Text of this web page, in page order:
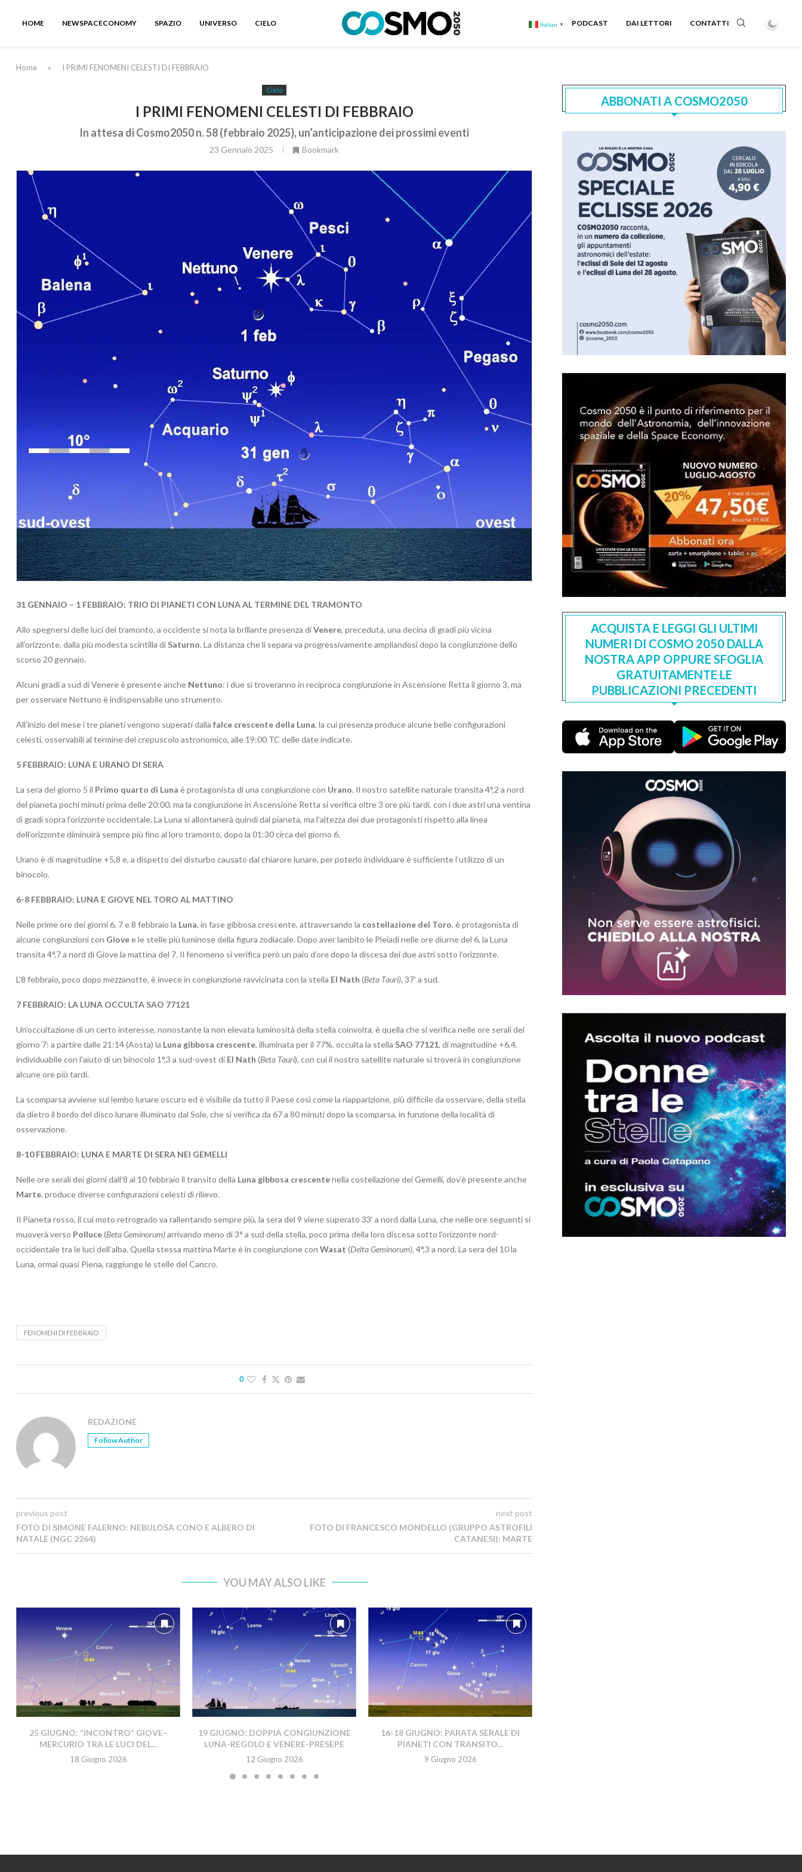
HOME NEWSPACECONOMY SPAZIO UNIVERSO CIELO Italian ▼ PODCAST DAI LETTORI CONTATTI
Home » I PRIMI FENOMENI CELESTI DI FEBBRAIO
Cielo
I PRIMI FENOMENI CELESTI DI FEBBRAIO
In attesa di Cosmo2050 n. 58 (febbraio 2025), un’anticipazione dei prossimi eventi
23 Gennaio 2025 Bookmark
31 GENNAIO – 1 FEBBRAIO: TRIO DI PIANETI CON LUNA AL TERMINE DEL TRAMONTO
Allo spegnersi delle luci del tramonto, a occidente si nota la brillante presenza diVenere, preceduta, una decina di gradi più vicina
all’orizzonte, dalla più modesta scintilla di Saturno. La distanza che li separa va progressivamente ampliandosi dopo la congiunzione dello
scorso 20 gennaio.
Alcuni gradi a sud di Venere è presente anche Nettuno: i due si troveranno in reciproca congiunzione in Ascensione Retta il giorno 3, ma
per osservare Nettuno è indispensabile uno strumento.
All’inizio del mese i tre pianeti vengono superati dalla falce crescente della Luna, la cui presenza produce alcune belle configurazioni
celesti, osservabili al termine del crepuscolo astronomico, alle 19:00 TC delle date indicate.
5 FEBBRAIO: LUNA E URANO DI SERA
La sera del giorno 5 il Primo quarto di Luna è protagonista di una congiunzione con Urano. Il nostro satellite naturale transita 4°,2 a nord
del pianeta pochi minuti prima delle 20:00, ma la congiunzione in Ascensione Retta si verifica oltre 3 ore più tardi, con i due astri una ventina
di gradi sopra l’orizzonte occidentale. La Luna si allontanerà quindi dal pianeta, ma l’altezza dei due protagonisti rispetto alla linea
dell’orizzonte diminuirà sempre più fino al loro tramonto, dopo la 01:30 circa del giorno 6.
Urano è di magnitudine +5,8 e, a dispetto del disturbo causato dal chiarore lunare, per poterlo individuare è sufficiente l’utilizzo di un
binocolo.
6-8 FEBBRAIO: LUNA E GIOVE NEL TORO AL MATTINO
Nelle prime ore dei giorni 6, 7 e 8 febbraio la Luna, in fase gibbosa crescente, attraversando la costellazione del Toro, è protagonista di
alcune congiunzioni con Giovee le stelle più luminose della figura zodiacale. Dopo aver lambito le Pleiadi nelle ore diurne del 6, la Luna
transita 4°,7 a nord di Giove la mattina del 7. Il fenomeno si verifica però un paio d’ore dopo la discesa dei due astri sotto l’orizzonte.
L’8 febbraio, poco dopo mezzanotte, è invece in congiunzione ravvicinata con la stella El Nath (Beta Tauri), 37’ a sud.
7 FEBBRAIO: LA LUNA OCCULTA SAO 77121
Un’occultazione di un certo interesse, nonostante la non elevata luminosità della stella coinvolta, è quella che si verifica nelle ore serali del
giorno 7: a partire dalle 21:14 (Aosta) la Luna gibbosa crescente, illuminata per il 77%, occulta la stella SAO 77121, di magnitudine +6,4,
individuabile con l’aiuto di un binocolo 1°,3 a sud-ovest di El Nath (Beta Tauri), con cui il nostro satellite naturale si troverà in congiunzione
alcune ore più tardi.
La scomparsa avviene sul lembo lunare oscuro ed è visibile da tutto il Paese così come la riapparizione, più difficile da osservare, della stella
da dietro il bordo del disco lunare illuminato dal Sole, che si verifica da 67 a 80 minuti dopo la scomparsa, in funzione della località di
osservazione.
8-10 FEBBRAIO: LUNA E MARTE DI SERA NEI GEMELLI
Nelle ore serali dei giorni dall’8 al 10 febbraio il transito della Luna gibbosa crescentenella costellazione dei Gemelli, dov’è presente anche
Marte, produce diverse configurazioni celesti di rilievo.
Il Pianeta rosso, il cui moto retrogrado va rallentando sempre più, la sera del 9 viene superato 33’ a nord dalla Luna, che nelle ore seguenti si
muoverà verso Polluce(Beta Geminorum)arrivando meno di 3° a sud della stella, poco prima della loro discesa sotto l’orizzonte nord-
occidentale tra le luci dell’alba. Quella stessa mattina Marte è in congiunzione con Wasat (Delta Geminorum), 4°,3 a nord. La sera del 10 la
Luna, ormai quasi Piena, raggiunge le stelle del Cancro.
FENOMENI DI FEBBRAIO
0
REDAZIONE
Follow Author
previous post
FOTO DI SIMONE FALERNO: NEBULOSA CONO E ALBERO DI
NATALE (NGC 2264)
next post
FOTO DI FRANCESCO MONDELLO (GRUPPO ASTROFILI
CATANESI): MARTE
YOU MAY ALSO LIKE
25 GIUGNO: “INCONTRO” GIOVE–
MERCURIO TRA LE LUCI DEL...
18 Giugno 2026
19 GIUGNO: DOPPIA CONGIUNZIONE
LUNA-REGOLO E VENERE-PRESEPE
12 Giugno 2026
16-18 GIUGNO: PARATA SERALE DI
PIANETI CON TRANSITO...
9 Giugno 2026
ABBONATI A COSMO2050
ACQUISTA E LEGGI GLI ULTIMI
NUMERI DI COSMO 2050 DALLA
NOSTRA APP OPPURE SFOGLIA
GRATUITAMENTE LE
PUBBLICAZIONI PRECEDENTI